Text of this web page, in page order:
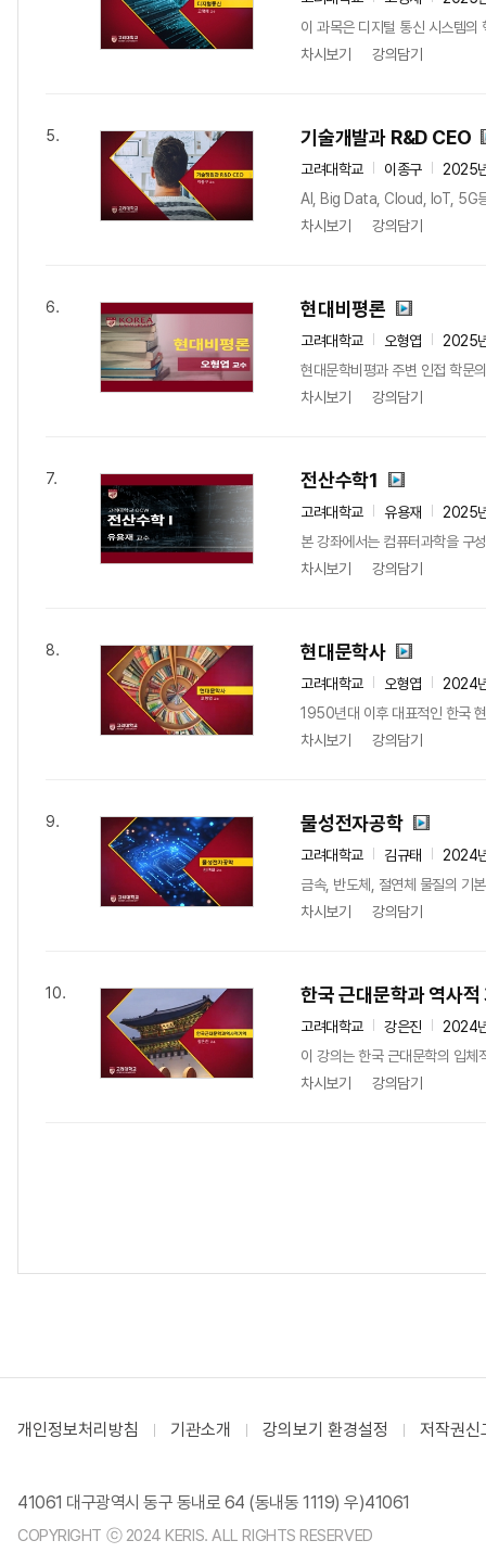
이 과목은 디지털 통신 시스템
차시보기
강의담기
5. 기술개발과 R&D CEO
고려대학교 이종구
2025
AI, Big Data, Cloud, IoT, 5G등
차시보기
강의담기
6. 현대비평론
고려대학교 오형엽
2025
현대문학비평과 주변 인접 학문
차시보기
강의담기
7. 전산수학1
고려대학교 유용재
2025
본 강좌에서는 컴퓨터과학을 구
차시보기
강의담기
8. 현대문학사
고려대학교 오형엽
2024
1950년대 이후 대표적인 한국
차시보기
강의담기
9. 물성전자공학
고려대학교 김규태
2024
금속, 반도체, 절연체 물질의 기
차시보기
강의담기
10. 한국 근대문학과 역사적
고려대학교 강은진
2024
이 강의는 한국 근대문학의 입체
차시보기
강의담기
개인정보처리방침 기관소개 강의보기 환경설정 저작권신
41061 대구광역시 동구 동내로 64 (동내동 1119) 우)41061
COPYRIGHT ⓒ 2024 KERIS. ALL RIGHTS RESERVED